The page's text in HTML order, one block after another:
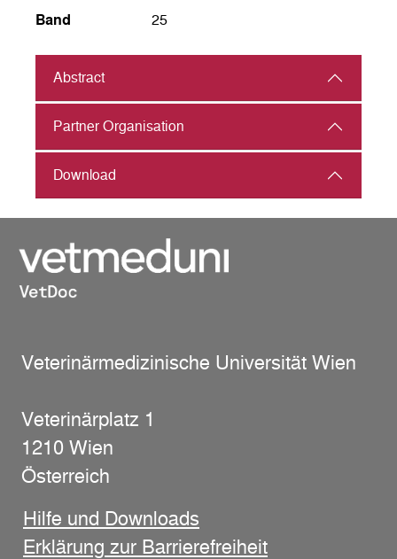
Band 25
Abstract
Partner Organisation
Download
Veterinärmedizinische Universität Wien
Veterinärplatz 1
1210 Wien
Österreich
Hilfe und Downloads
Erklärung zur Barrierefreiheit